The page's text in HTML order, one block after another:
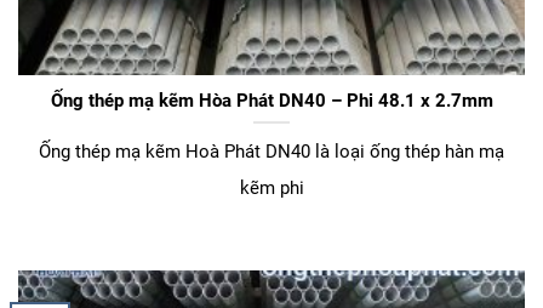
Ống thép mạ kẽm Hòa Phát DN40 – Phi 48.1 x 2.7mm
Ống thép mạ kẽm Hoà Phát DN40 là loại ống thép hàn mạ
kẽm phi